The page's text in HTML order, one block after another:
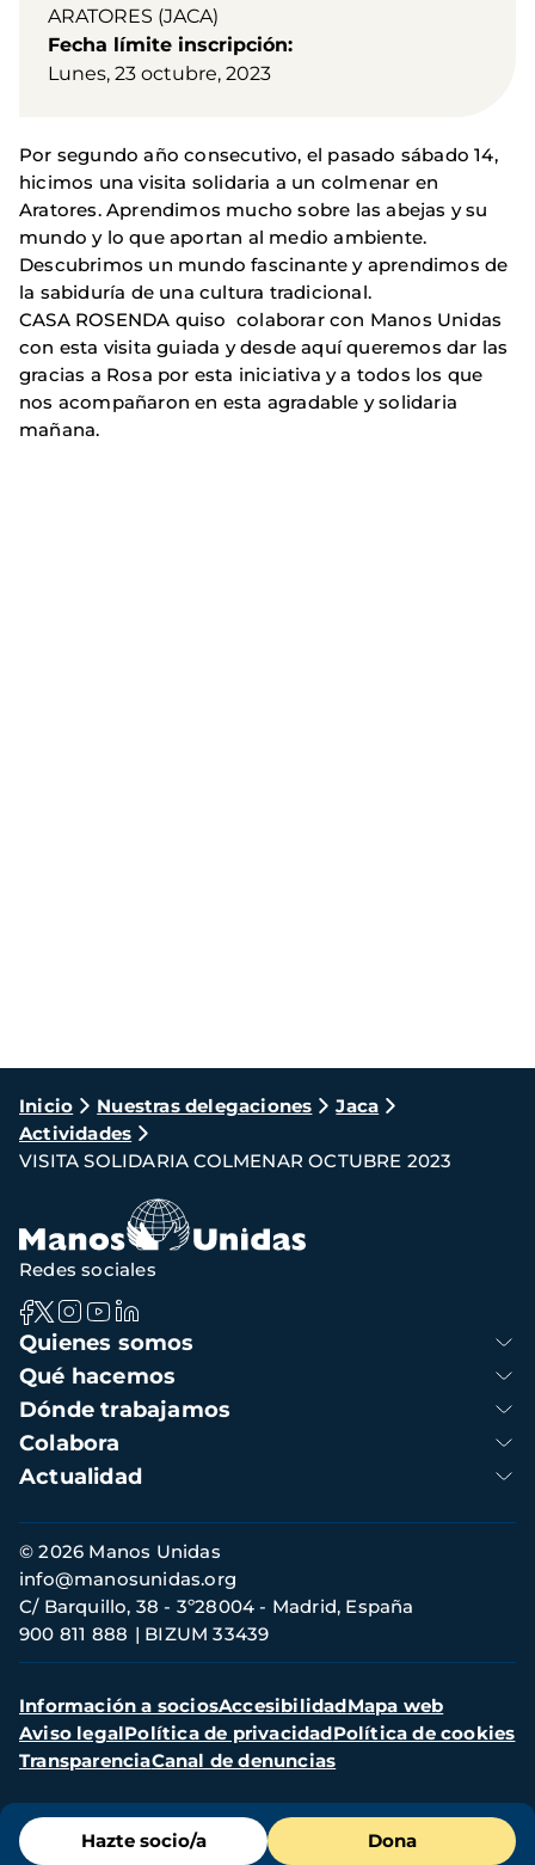
ARATORES (JACA)
Fecha límite inscripción
Lunes, 23 octubre, 2023
Por segundo año consecutivo, el pasado sábado 14,
hicimos una visita solidaria a un colmenar en
Aratores. Aprendimos mucho sobre las abejas y su
mundo y lo que aportan al medio ambiente.
Descubrimos un mundo fascinante y aprendimos de
la sabiduría de una cultura tradicional.
CASA ROSENDA quiso colaborar con Manos Unidas
con esta visita guiada y desde aquí queremos dar las
gracias a Rosa por esta iniciativa y a todos los que
nos acompañaron en esta agradable y solidaria
mañana.
Ruta
de
navegación
Inicio Nuestras delegaciones
Jaca
Actividades
VISITA SOLIDARIA COLMENAR OCTUBRE 2023
Menú
de
Hazte socio/a Dona
Navegación
principal
Quienes somos
Qué hacemos
Dónde trabajamos
Colabora
Actualidad
Redes sociales
Información
de
contacto
© 2026 Manos Unidas
C/ Barquillo, 38 - 3º28004 - Madrid, España
900 811 888
BIZUM 33439
info@manosunidas.org
Menú
secundario
Información a sociosAccesibilidadMapa web
Aviso legalPolítica de privacidadPolítica de cookies
TransparenciaCanal de denuncias